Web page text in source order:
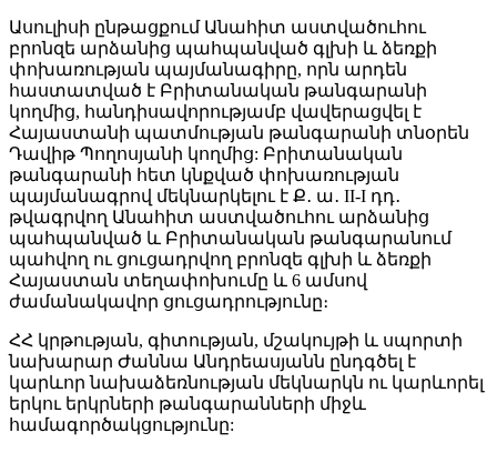
Ասուլիսի ընթացքում Անահիտ աստվածուհու
բրոնզե արձանից պահպանված գլխի և ձեռքի
փոխառության պայմանագիրը, որն արդեն
հաստատված է Բրիտանական թանգարանի
կողմից, հանդիսավորությամբ վավերացվել է
Հայաստանի պատմության թանգարանի տնօրեն
Դավիթ Պողոսյանի կողմից: Բրիտանական
թանգարանի հետ կնքված փոխառության
պայմանագրով մեկնարկելու է Ք․ ա․ II-I դդ․
թվագրվող Անահիտ աստվածուհու արձանից
պահպանված և Բրիտանական թանգարանում
պահվող ու ցուցադրվող բրոնզե գլխի և ձեռքի
Հայաստան տեղափոխումը և 6 ամսով
ժամանակավոր ցուցադրությունը։
ՀՀ կրթության, գիտության, մշակույթի և սպորտի
նախարար Ժաննա Անդրեասյանն ընդգծել է
կարևոր նախաձեռնության մեկնարկն ու կարևորել
երկու երկրների թանգարանների միջև
համագործակցությունը: